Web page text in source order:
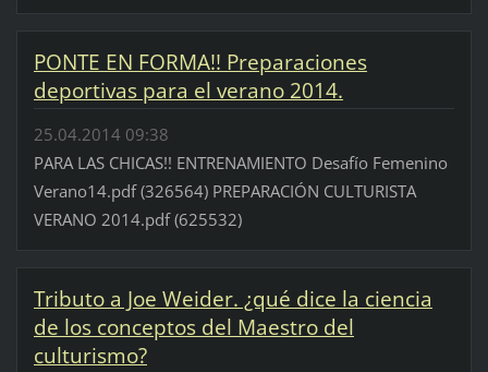
PONTE EN FORMA!! Preparaciones
deportivas para el verano 2014.
25.04.2014 09:38
PARA LAS CHICAS!! ENTRENAMIENTO Desafío Femenino
Verano14.pdf (326564) PREPARACIÓN CULTURISTA
VERANO 2014.pdf (625532)
Tributo a Joe Weider. ¿qué dice la ciencia
de los conceptos del Maestro del
culturismo?